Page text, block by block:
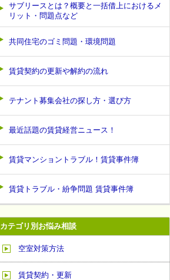
サブリースとは？概要と一括借上におけるメ
リット・問題点など
共同住宅のゴミ問題・環境問題
賃貸契約の更新や解約の流れ
テナント募集会社の探し方・選び方
最近話題の賃貸経営ニュース！
賃貸マンショントラブル！賃貸事件簿
賃貸トラブル・紛争問題 賃貸事件簿
カテゴリ別お悩み相談
空室対策方法
賃貸契約・更新